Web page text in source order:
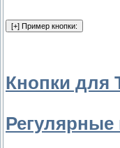
Кнопки для